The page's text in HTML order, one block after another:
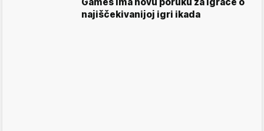
najiščekivanijoj igri ikada